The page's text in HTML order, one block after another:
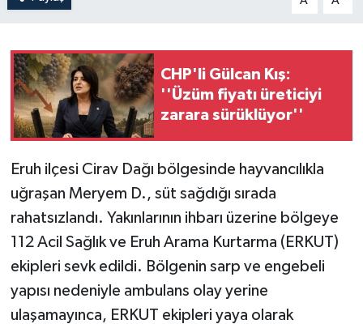
CHP'li Gülcan Kış:
''Üzüm fiyatı üreticiyi
zarara sürüklüyor''
Eruh ilçesi Cirav Dağı bölgesinde hayvancılıkla
uğraşan Meryem D., süt sağdığı sırada
rahatsızlandı. Yakınlarının ihbarı üzerine bölgeye
112 Acil Sağlık ve Eruh Arama Kurtarma (ERKUT)
ekipleri sevk edildi. Bölgenin sarp ve engebeli
yapısı nedeniyle ambulans olay yerine
ulaşamayınca, ERKUT ekipleri yaya olarak